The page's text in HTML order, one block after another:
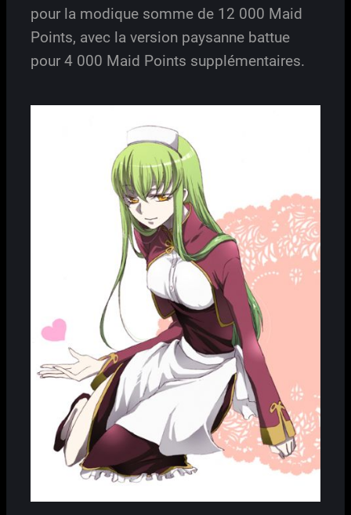
pour la modique somme de 12 000 Maid
Points, avec la version paysanne battue
pour 4 000 Maid Points supplémentaires.